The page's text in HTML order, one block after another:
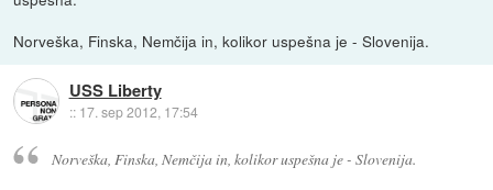
Norveška, Finska, Nemčija in, kolikor uspešna je - Slovenija.
USS Liberty
:: 17. sep 2012, 17:54
Norveška, Finska, Nemčija in, kolikor uspešna je - Slovenija.